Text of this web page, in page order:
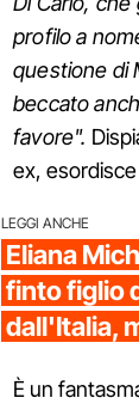
profilo a
questione di
beccato
favore".
ex,
LEGGI ANCHE
Eliana
finto figlio
dall'Italia,
È un